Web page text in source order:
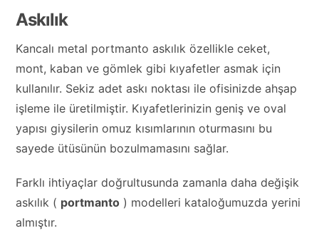
Askılık
Kancalı metal portmanto askılık özellikle ceket,
mont, kaban ve gömlek gibi kıyafetler asmak için
kullanılır. Sekiz adet askı noktası ile ofisinizde ahşap
işleme ile üretilmiştir. Kıyafetlerinizin geniş ve oval
yapısı giysilerin omuz kısımlarının oturmasını bu
sayede ütüsünün bozulmamasını sağlar.
Farklı ihtiyaçlar doğrultusunda zamanla daha değişik
askılık ( portmanto ) modelleri kataloğumuzda yerini
almıştır.